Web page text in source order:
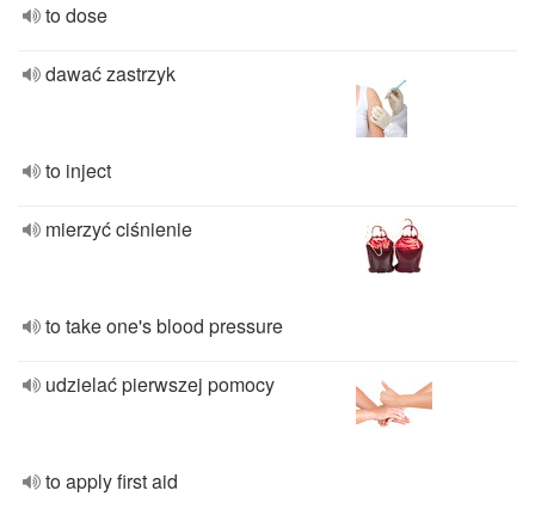
to dose
dawać zastrzyk
to inject
mierzyć ciśnienie
to take one's blood pressure
udzielać pierwszej pomocy
to apply first aid